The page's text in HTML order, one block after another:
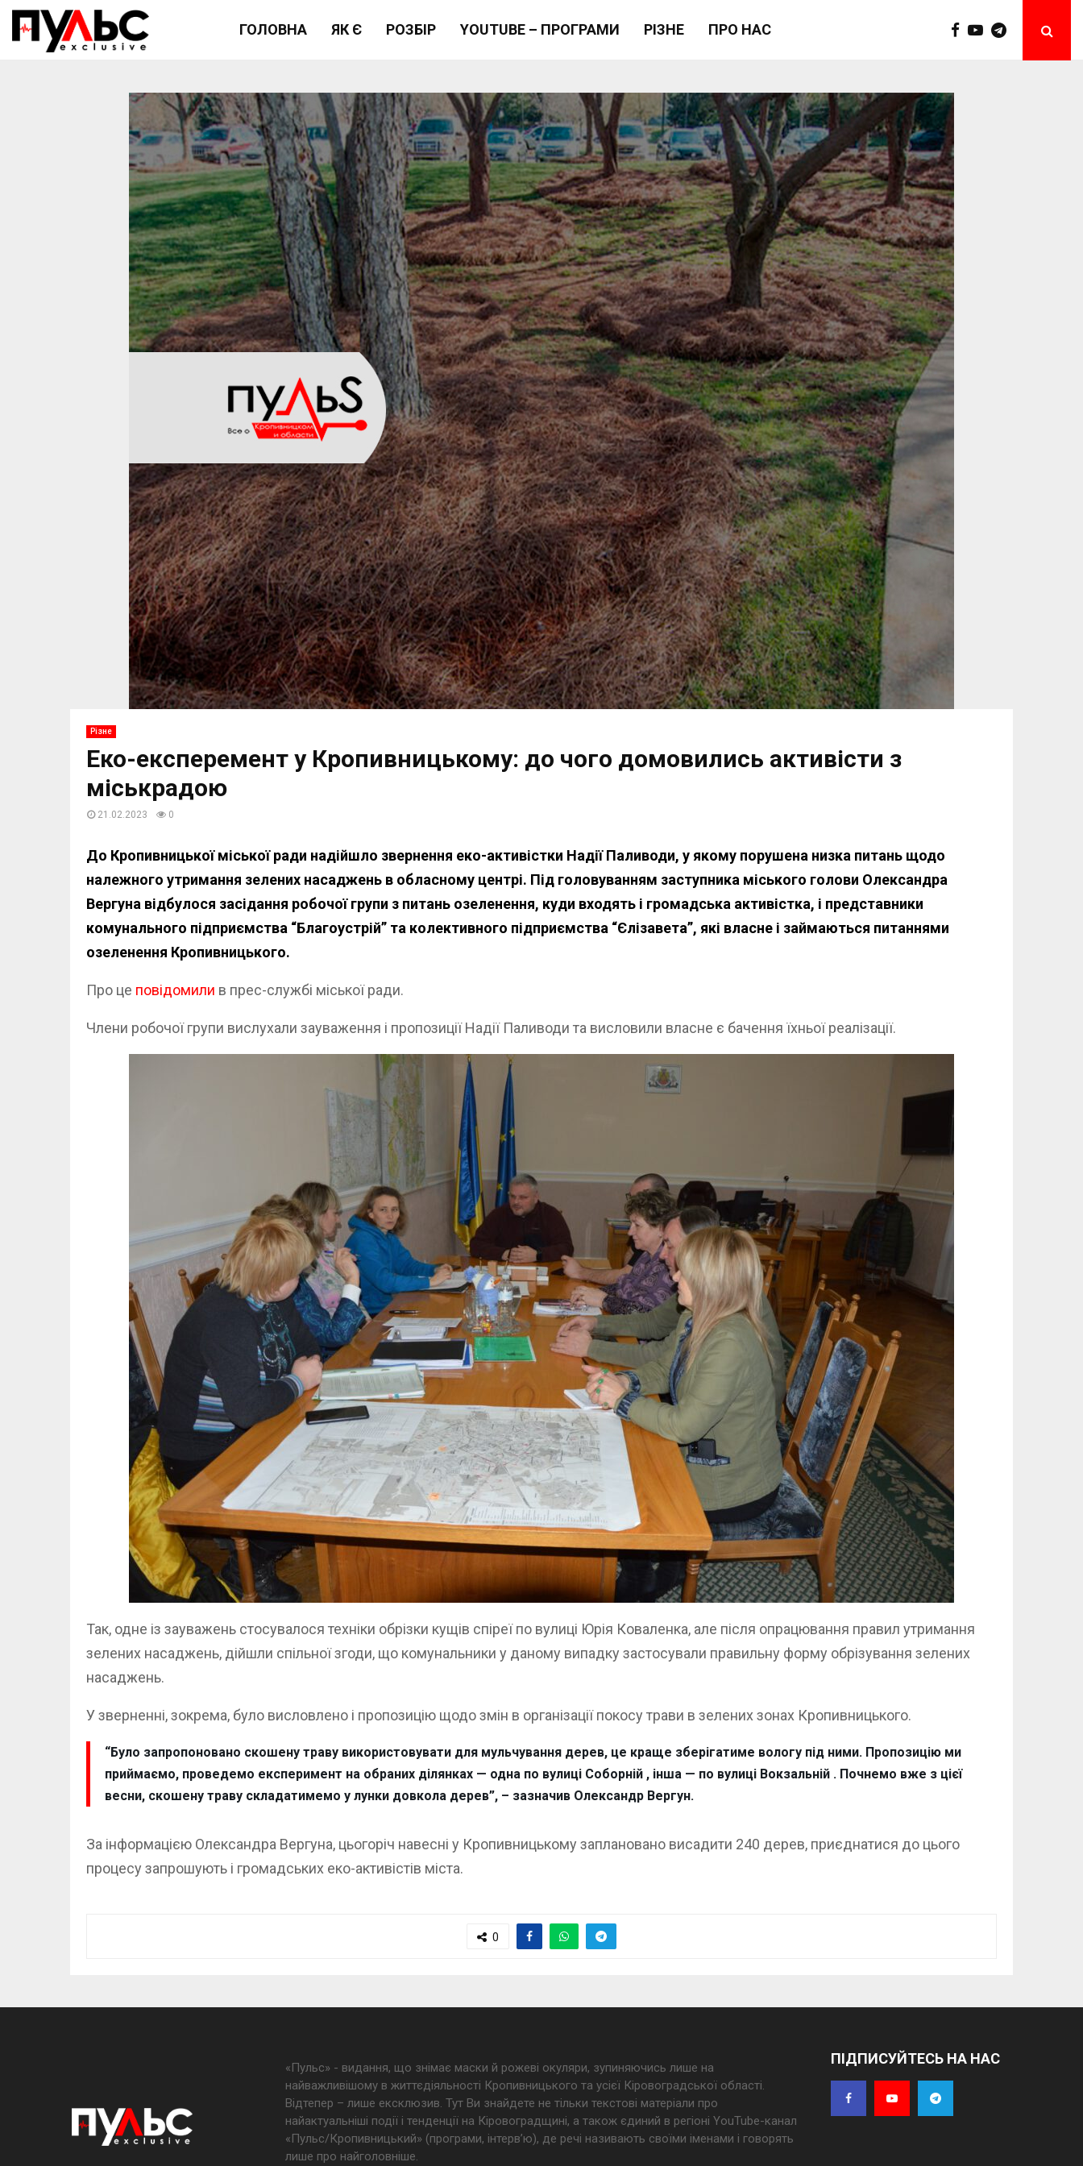
ГОЛОВНА ЯК Є РОЗБІР YOUTUBE – ПРОГРАМИ РІЗНЕ ПРО НАС
Різне
Еко-експеремент у Кропивницькому: до чого домовились активісти з
міськрадою
21.02.2023 0
До Кропивницької міської ради надійшло звернення еко-активістки Надії Паливоди, у якому порушена низка питань щодо
належного утримання зелених насаджень в обласному центрі. Під головуванням заступника міського голови Олександра
Вергуна відбулося засідання робочої групи з питань озеленення, куди входять і громадська активістка, і представники
комунального підприємства “Благоустрій” та колективного підприємства “Єлізавета”, які власне і займаються питаннями
озеленення Кропивницького.
Про це повідомили в прес-службі міської ради.
Члени робочої групи вислухали зауваження і пропозиції Надії Паливоди та висловили власне є бачення їхньої реалізації.
Так, одне із зауважень стосувалося техніки обрізки кущів спіреї по вулиці Юрія Коваленка, але після опрацювання правил утримання
зелених насаджень, дійшли спільної згоди, що комунальники у даному випадку застосували правильну форму обрізування зелених
насаджень.
У зверненні, зокрема, було висловлено і пропозицію щодо змін в організації покосу трави в зелених зонах Кропивницького.
“Було запропоновано скошену траву використовувати для мульчування дерев, це краще зберігатиме вологу під ними. Пропозицію ми
приймаємо, проведемо експеримент на обраних ділянках — одна по вулиці Соборній , інша — по вулиці Вокзальній . Почнемо вже з цієї
весни, скошену траву складатимемо у лунки довкола дерев”, – зазначив Олександр Вергун.
За інформацією Олександра Вергуна, цьогоріч навесні у Кропивницькому заплановано висадити 240 дерев, приєднатися до цього
процесу запрошують і громадських еко-активістів міста.
0
«Пульс» - видання, що знімає маски й рожеві окуляри, зупиняючись лише на
найважливішому в життєдіяльності Кропивницького та усієї Кіровоградської області.
Відтепер – лише ексклюзив. Тут Ви знайдете не тільки текстові матеріали про
найактуальніші події і тенденції на Кіровоградщині, а також єдиний в регіоні YouTube-канал
«Пульс/Кропивницький» (програми, інтерв’ю), де речі називають своїми іменами і говорять
лише про найголовніше.
ПІДПИСУЙТЕСЬ НА НАС